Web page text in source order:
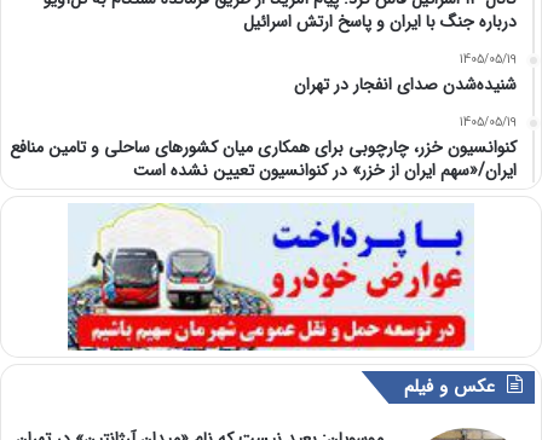
درباره جنگ با ایران و پاسخ ارتش اسرائیل
1405/05/19
شنیده‌شدن صدای انفجار در تهران
1405/05/19
کنوانسیون خزر، چارچوبی برای همکاری میان کشورهای ساحلی و تامین منافع
ایران/«سهم ایران از خزر» در کنوانسیون تعیین نشده است
عکس و فیلم